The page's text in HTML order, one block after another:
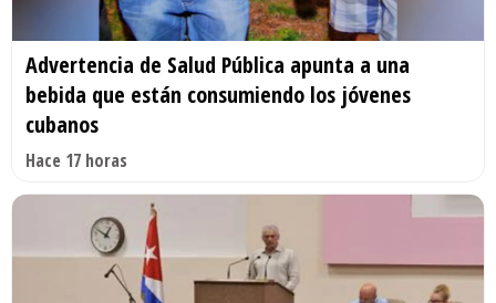
Advertencia de Salud Pública apunta a una
bebida que están consumiendo los jóvenes
cubanos
Hace 17 horas